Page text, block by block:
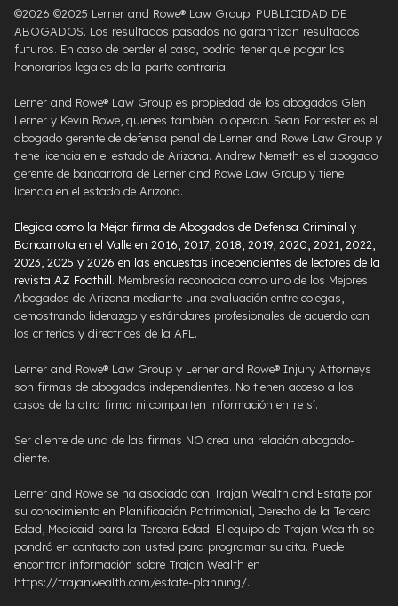
©2026 ©2025 Lerner and Rowe® Law Group. PUBLICIDAD DE
ABOGADOS. Los resultados pasados ​​no garantizan resultados
futuros. En caso de perder el caso, podría tener que pagar los
honorarios legales de la parte contraria.
Lerner and Rowe® Law Group es propiedad de los abogados Glen
Lerner y Kevin Rowe, quienes también lo operan. Sean Forrester es el
abogado gerente de defensa penal de Lerner and Rowe Law Group y
tiene licencia en el estado de Arizona. Andrew Nemeth es el abogado
gerente de bancarrota de Lerner and Rowe Law Group y tiene
licencia en el estado de Arizona.
Elegida como la Mejor firma de Abogados de Defensa Criminal y
Bancarrota en el Valle en 2016, 2017, 2018, 2019, 2020, 2021, 2022,
2023, 2025 y 2026 en las encuestas independientes de lectores de la
revista AZ Foothill. Membresía reconocida como uno de los Mejores
Abogados de Arizona mediante una evaluación entre colegas,
demostrando liderazgo y estándares profesionales de acuerdo con
los criterios y directrices de la AFL.
Lerner and Rowe® Law Group y Lerner and Rowe® Injury Attorneys
son firmas de abogados independientes. No tienen acceso a los
casos de la otra firma ni comparten información entre sí.
Ser cliente de una de las firmas NO crea una relación abogado-
cliente.
Lerner and Rowe se ha asociado con Trajan Wealth and Estate por
su conocimiento en Planificación Patrimonial, Derecho de la Tercera
Edad, Medicaid para la Tercera Edad. El equipo de Trajan Wealth se
pondrá en contacto con usted para programar su cita. Puede
encontrar información sobre Trajan Wealth en
https://trajanwealth.com/estate-planning/.